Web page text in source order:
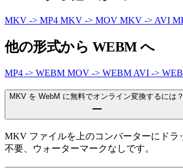
MKV -> MP4 MKV -> MOV MKV -> AVI
他の形式から WEBM へ
MP4 -> WEBM MOV -> WEBM AVI ->
MKV を WebM に無料でオンライン変換するには？
MKV ファイルを上のコンバーターにドラ
不要、ウォーターマークなしです。